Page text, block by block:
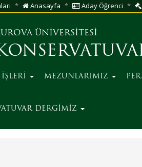
Anasayfa Aday Öğrenci
ÜNİVERSİTESİ
MEZUNLARIMIZ
DERGİMİZ